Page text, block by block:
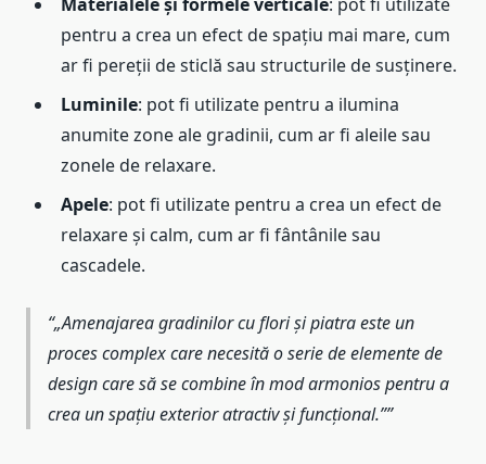
pentru a crea un efect de spațiu mai mare, cum
ar fi pereții de sticlă sau structurile de susținere.
Luminile: pot fi utilizate pentru a ilumina
anumite zone ale gradinii, cum ar fi aleile sau
zonele de relaxare.
Apele: pot fi utilizate pentru a crea un efect de
relaxare și calm, cum ar fi fântânile sau
cascadele.
„Amenajarea gradinilor cu flori și piatra este un
proces complex care necesită o serie de elemente de
design care să se combine în mod armonios pentru a
crea un spațiu exterior atractiv și funcțional.”